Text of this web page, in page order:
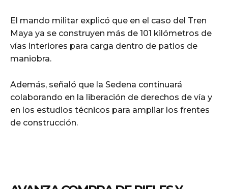
El mando militar explicó que en el caso del Tren
Maya ya se construyen más de 101 kilómetros de
vías interiores para carga dentro de patios de
maniobra.
Además, señaló que la Sedena continuará
colaborando en la liberación de derechos de vía y
en los estudios técnicos para ampliar los frentes
de construcción.